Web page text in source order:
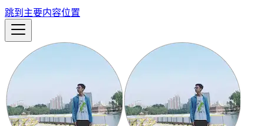
跳到主要内容位置